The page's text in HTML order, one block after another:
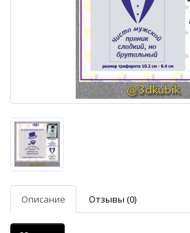
Описание Отзывы (0)